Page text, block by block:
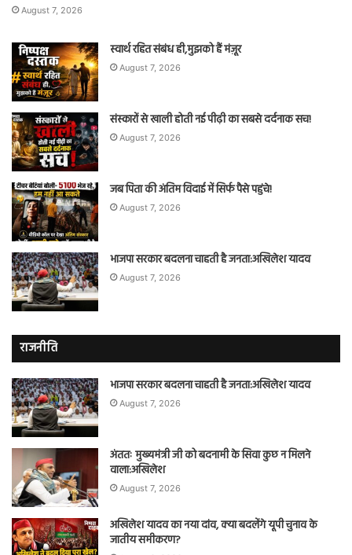
August 7, 2026
स्वार्थ रहित संबंध ही,मुझको हैं मंज़ूर
August 7, 2026
संस्कारों से खाली होती नई पीढ़ी का सबसे दर्दनाक सच!
August 7, 2026
जब पिता की अंतिम विदाई में सिर्फ पैसे पहुंचे!
August 7, 2026
भाजपा सरकार बदलना चाहती है जनता:अखिलेश यादव
August 7, 2026
राजनीति
भाजपा सरकार बदलना चाहती है जनता:अखिलेश यादव
August 7, 2026
अंततः मुख्यमंत्री जी को बदनामी के सिवा कुछ न मिलने
वाला:अखिलेश
August 7, 2026
अखिलेश यादव का नया दांव, क्या बदलेंगे यूपी चुनाव के
जातीय समीकरण?